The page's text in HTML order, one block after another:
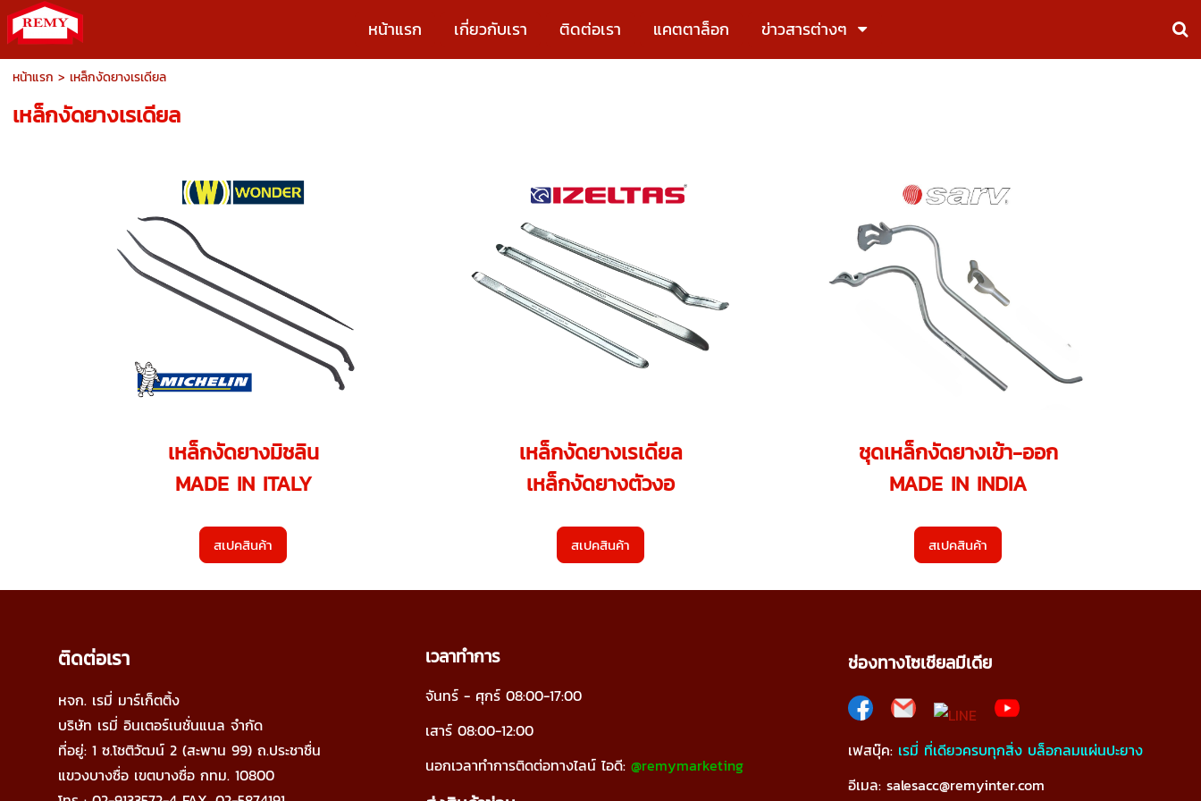
หน้าแรก เกี่ยวกับเรา ติดต่อเรา แคตตาล็อก ข่าวสารต่างๆ
หน้าแรก > เหล็กงัดยางเรเดียล
เหล็กงัดยางเรเดียล
เหล็กงัดยางมิชลิน
MADE IN ITALY
สเปคสินค้า
เหล็กงัดยางเรเดียล
เหล็กงัดยางตัวงอ
สเปคสินค้า
ชุดเหล็กงัดยางเข้า-ออก
MADE IN INDIA
สเปคสินค้า
ติดต่อเรา
หจก. เรมี่ มาร์เก็ตติ้ง
บริษัท เรมี่ อินเตอร์เนชั่นแนล จำกัด
ที่อยู่: 1 ซ.โชติวัฒน์ 2 (สะพาน 99) ถ.ประชาชื่น
แขวงบางซื่อ เขตบางซื่อ กทม. 10800
เวลาทำการ
จันทร์ - ศุกร์ 08:00-17:00
เสาร์ 08:00-12:00
นอกเวลาทำการติดต่อทางไลน์ ไอดี: @remymarketing
ช่องทางโซเชียลมีเดีย
เฟสบุ๊ค: เรมี่ ที่เดียวครบทุกสิ่ง บล็อกลมแผ่นปะยาง
อีเมล: salesacc@remyinter.com